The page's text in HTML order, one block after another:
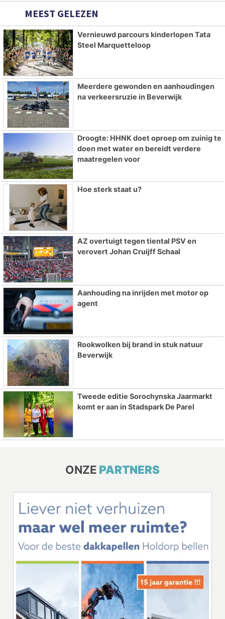
MEEST GELEZEN
Vernieuwd parcours kinderlopen Tata
Steel Marquetteloop
Meerdere gewonden en aanhoudingen
na verkeersruzie in Beverwijk
Droogte: HHNK doet oproep om zuinig te
doen met water en bereidt verdere
maatregelen voor
Hoe sterk staat u?
AZ overtuigt tegen tiental PSV en
verovert Johan Cruijff Schaal
Aanhouding na inrijden met motor op
agent
Rookwolken bij brand in stuk natuur
Beverwijk
Tweede editie Sorochynska Jaarmarkt
komt er aan in Stadspark De Parel
ONZE PARTNERS